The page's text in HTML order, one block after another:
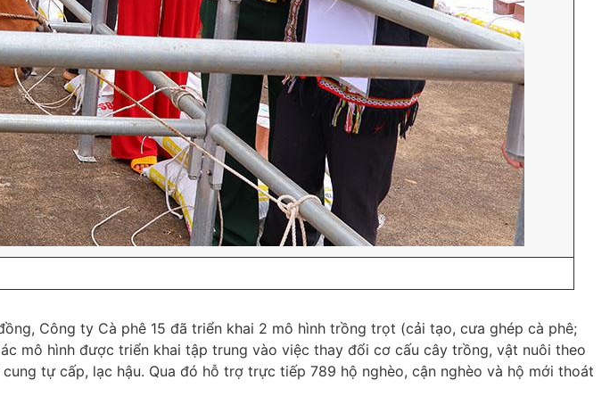
Công ty Cà phê 15 đã triển khai 2 mô hình trồng trọt (cải tạo, cưa ghép cà phê;
mô hình được triển khai tập trung vào việc thay đổi cơ cấu cây trồng, vật nuôi theo
tự cấp, lạc hậu. Qua đó hỗ trợ trực tiếp 789 hộ nghèo, cận nghèo và hộ mới thoát